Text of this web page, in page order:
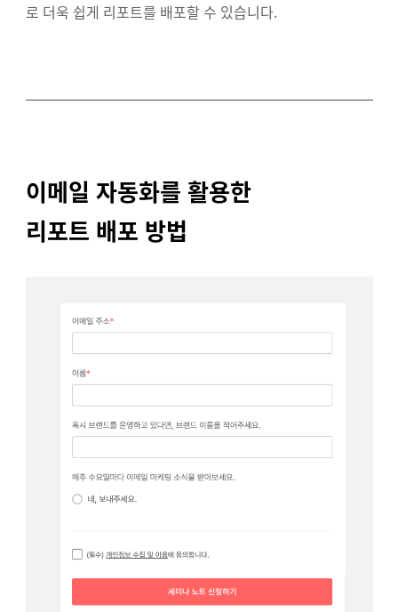
로 더욱 쉽게 리포트를 배포할 수 있습니다.
이메일 자동화를 활용한
리포트 배포 방법